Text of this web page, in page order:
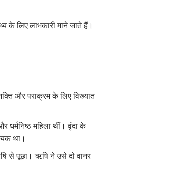
के लिए लाभकारी माने जाते हैं।
और पराक्रम के लिए विख्यात
धर्मनिष्ठ महिला थीं। वृंदा के
था।
से पूछा। ऋषि ने उसे दो वानर